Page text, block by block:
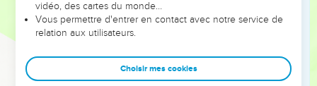
viens-tu, Guéhazi ? Il répondit : Ton serviteur n'est allé ni
d'un côté ni d'un autre.
26
cet homme a quitté son char pour venir à ta rencontre. Est-ce
le temps de prendre de l'argent et de prendre des
vidéo, des cartes du monde…
Vous permettre d'entrer en contact avec notre service de
relation aux utilisateurs.
Choisir mes cookies